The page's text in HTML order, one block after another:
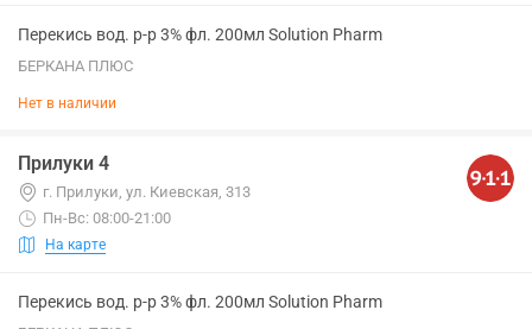
Перекись вод. р-р 3% фл. 200мл Solution Pharm
БЕРКАНА ПЛЮС
Нет в наличии
Прилуки 4
г. Прилуки, ул. Киевская, 313
Пн-Вс: 08:00-21:00
На карте
Перекись вод. р-р 3% фл. 200мл Solution Pharm